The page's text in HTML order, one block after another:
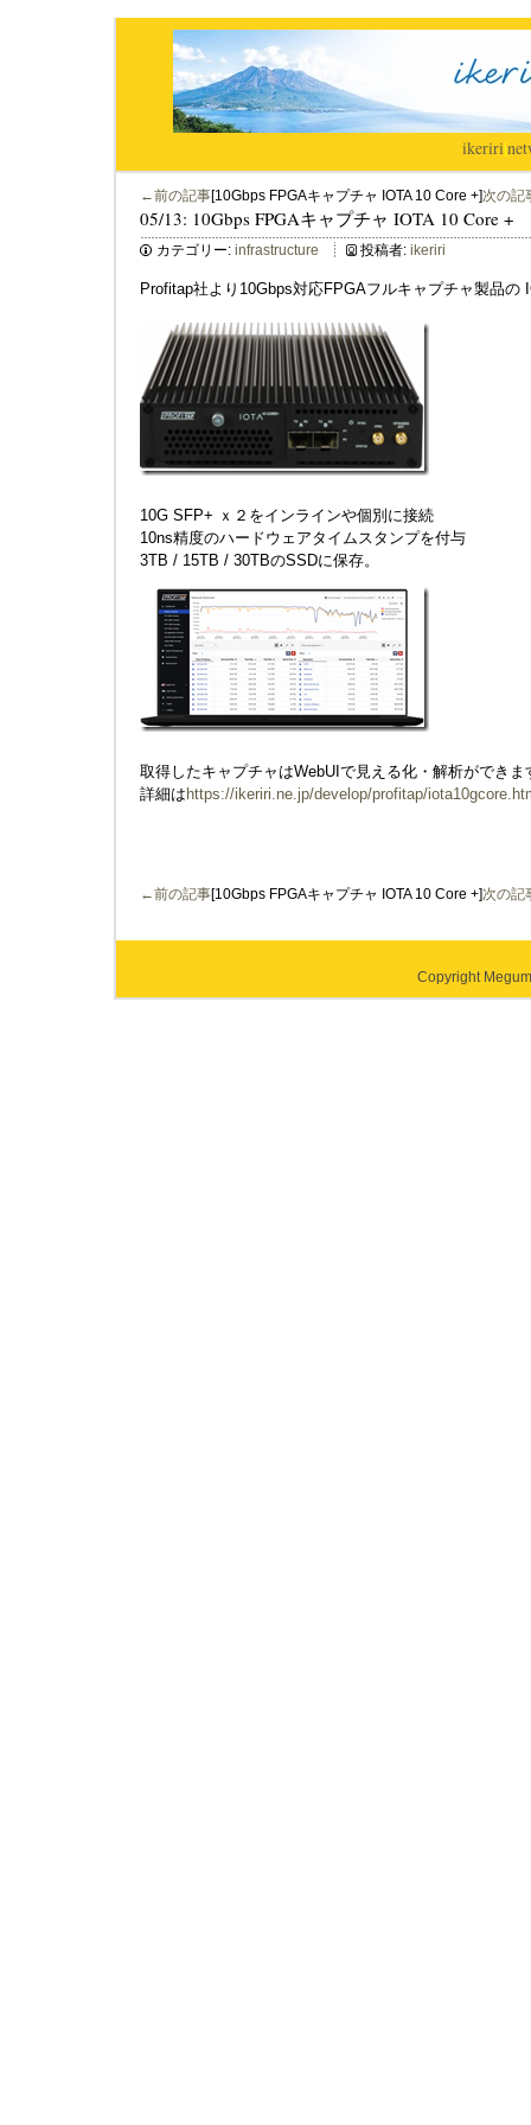
ikeriri|
←前の記事[10Gbps FPGAキャプチャ IOTA 10 Core +]次の
05/13: 10Gbps FPGAキャプチャ IOTA 10 Core +
カテゴリー: infrastructure 投稿者: ikeriri
Profitap社より10Gbps対応FPGAフルキャプチャ製品の
10G SFP+ ｘ２をインラインや個別に接続
10ns精度のハードウェアタイムスタンプを付与
3TB / 15TB / 30TBのSSDに保存。
取得したキャプチャはWebUIで見える化・解析ができま
詳細は https://ikeriri.ne.jp/develop/profitap/
←前の記事[10Gbps FPGAキャプチャ IOTA 10 Core +]次の
Copyright